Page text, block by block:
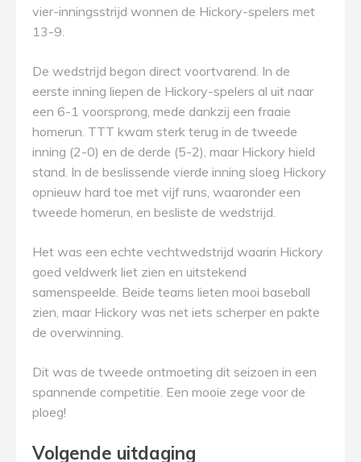
vier-inningsstrijd wonnen de Hickory-spelers met
13-9.
De wedstrijd begon direct voortvarend. In de
eerste inning liepen de Hickory-spelers al uit naar
een 6-1 voorsprong, mede dankzij een fraaie
homerun. TTT kwam sterk terug in de tweede
inning (2-0) en de derde (5-2), maar Hickory hield
stand. In de beslissende vierde inning sloeg Hickory
opnieuw hard toe met vijf runs, waaronder een
tweede homerun, en besliste de wedstrijd.
Het was een echte vechtwedstrijd waarin Hickory
goed veldwerk liet zien en uitstekend
samenspeelde. Beide teams lieten mooi baseball
zien, maar Hickory was net iets scherper en pakte
de overwinning.
Dit was de tweede ontmoeting dit seizoen in een
spannende competitie. Een mooie zege voor de
ploeg!
Volgende uitdaging